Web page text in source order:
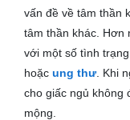
vấn đề về tâm thần
tâm thần khác. Hơn
với một số tình
hoặc ung thư. Khi
cho giấc ngủ không
mộng.